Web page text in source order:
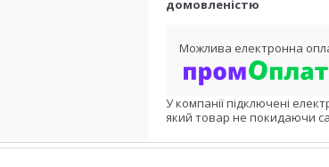
домовленістю
У компанії підключені
який товар не покидаючи